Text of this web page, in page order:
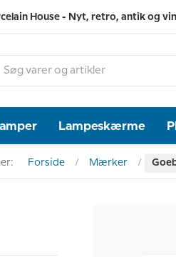
House - Nyt, retro, antik og
Lampeskærme
Forside Mærker